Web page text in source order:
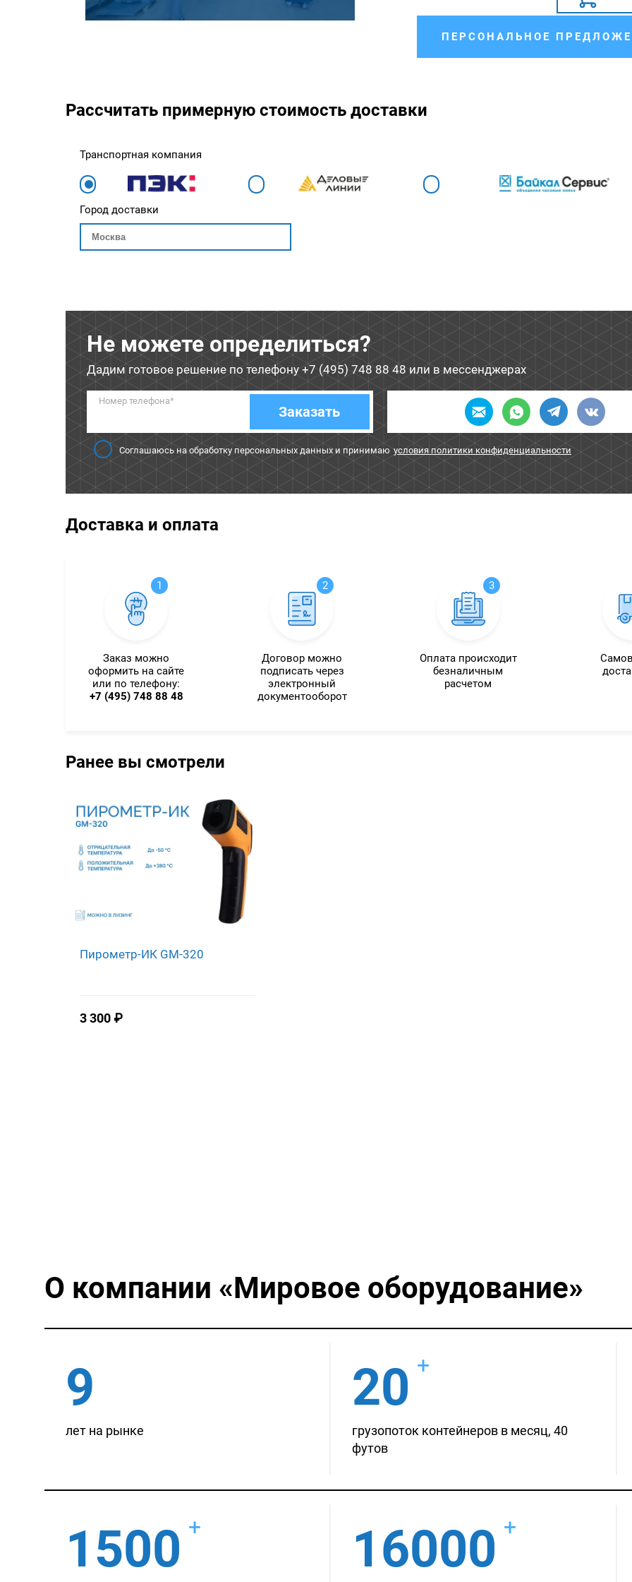
ПЕРСОНАЛЬНОЕ
Рассчитать примерную стоимость доставки
Транспортная компания
Город доставки
Не можете определиться?
Дадим готовое решение по телефону +7 (495) 748 88 48 или в мессенджерах
Номер телефона*
Заказать
Соглашаюсь на обработку персональных данных и принимаю условия политики конфиденциальности
Доставка и оплата
1
Заказ можно
оформить на сайте
или по телефону:
+7 (495) 748 88 48
2
Договор можно
подписать через
электронный
документооборот
3
Оплата происходит
безналичным
расчетом
Ранее вы смотрели
Пирометр-ИК GM-320
3 300 ₽
О компании «Мировое оборудование»
9
лет на рынке
20 +
грузопоток контейнеров в месяц, 40
футов
1500 + 16000 +